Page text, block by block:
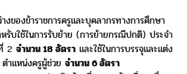
งของข้าราชการครูและบุคลากรทางการศึกษา
รับใช้ในการรับย้าย (การย้ายกรณีปกติ)ประจำ
2จำนวน 18 อัตรา และใช้ในการบรรจุและแต่ง
ำแหน่งครูผู้ช่วยจำนวน 6 อัตรา